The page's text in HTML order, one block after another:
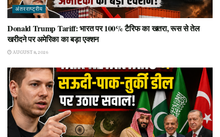
अंतरराष्ट्रीय
Donald Trump Tariff: भारत पर 100% टैरिफ का खतरा, रूस से तेल
खरीदने पर अमेरिका का बड़ा एक्शन
AUGUST 8, 2026